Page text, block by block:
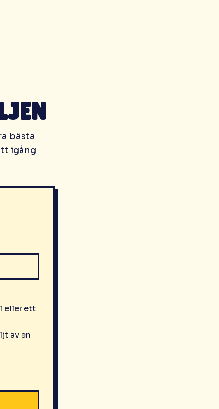
bästa
igång
eller ett
av en